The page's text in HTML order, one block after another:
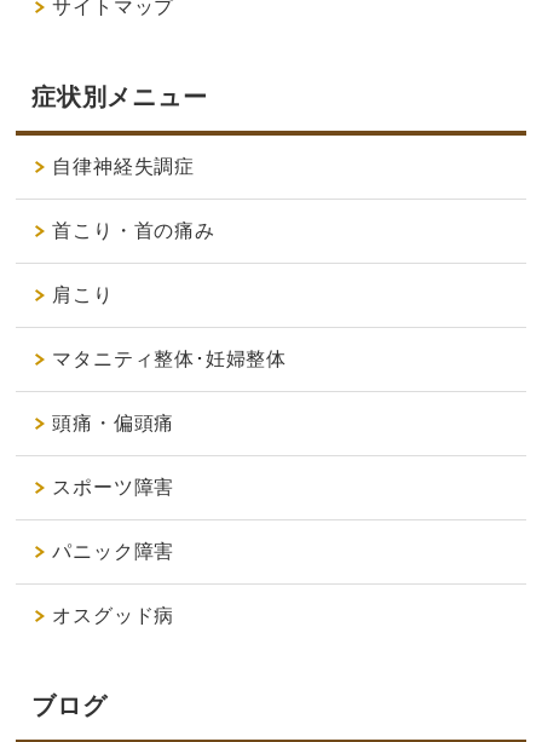
サイトマップ
症状別メニュー
自律神経失調症
首こり・首の痛み
肩こり
マタニティ整体･妊婦整体
頭痛・偏頭痛
スポーツ障害
パニック障害
オスグッド病
ブログ